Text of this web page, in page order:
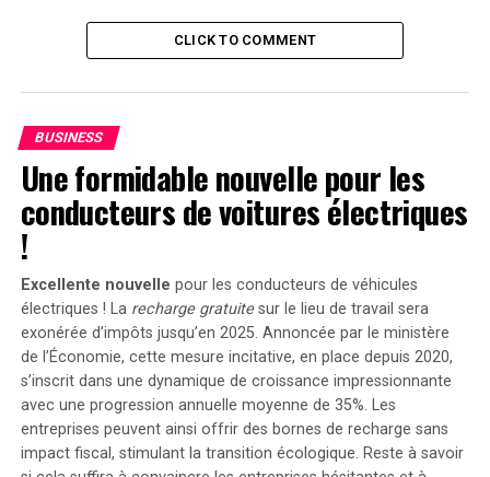
Quel rôle pour la SEC ?
intégrées dans des ETF, car la Commission des valeurs
mobilières (SEC) a toujours considéré ces actifs comme
des titres, etil existe de nombreux ETF remplis de titres
Néanmoins, la SEC a été franchement hostile envers les
cryptomonnaies. Cela changera-t-il avec l’ETF ether ?
Récemment, la SEC a abandonné son action contre
Consensys après que la société de logiciels Ethereum
poursuivi la SEC en avril, alléguant que le régulateur
enquêtait sur la possibilité qu’Ethereum, après la fusion,
soit un titre. Peut-être verrons-nous un environnement
où la SEC cesse de s’immiscer. Ou peut-être que l’ETF
rendra encore plus clair que l’ether est en effet un titre
CLICK TO COMMENT
BUSINESS
Une formidable nouvelle pour les
conducteurs de voitures électriques
!
Excellente nouvelle pour les conducteurs de véhicules
électriques ! La recharge gratuitesur le lieu de travail sera
exonérée d’impôts jusqu’en 2025. Annoncée par le ministère
de l’Économie, cette mesure incitative, en place depuis 2020,
s’inscrit dans une dynamique de croissance impressionnante
avec une progression annuelle moyenne de 35%. Les
entreprises peuvent ainsi offrir des bornes de recharge sans
impact fiscal, stimulant la transition écologique. Reste à savoir